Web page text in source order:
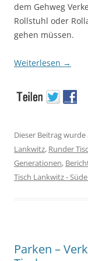
dem Gehweg
Rollstuhl oder
gehen müssen.
Weiterlesen →
Dieser Beitrag wurde
Lankwitz, Runder
Generationen,
Tisch Lankwitz -
Parken –